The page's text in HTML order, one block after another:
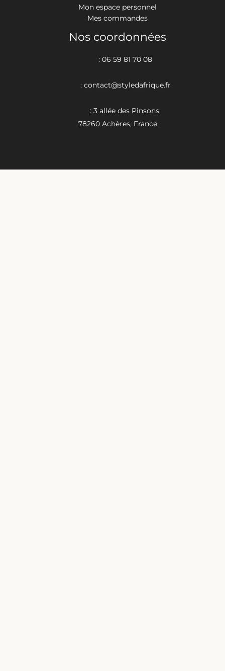
Mon espace personnel
Mes commandes
Nos coordonnées
: 06 59 81 70 08
: contact@styledafrique.fr
: 3 allée des Pinsons,
78260 Achères, France